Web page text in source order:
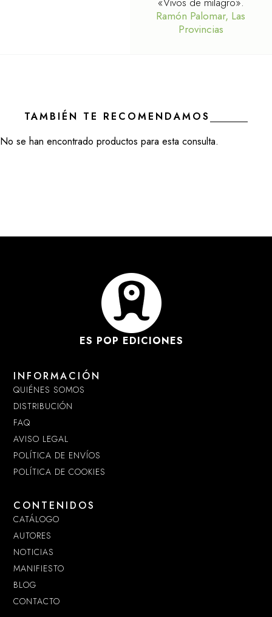
Ramón Palomar, Las
Provincias
TAMBIÉN TE RECOMENDAMOS
No se han encontrado productos para esta consulta.
ES POP EDICIONES
INFORMACIÓN
QUIÉNES SOMOS
DISTRIBUCIÓN
FAQ
AVISO LEGAL
POLÍTICA DE ENVÍOS
POLÍTICA DE COOKIES
CONTENIDOS
CATÁLOGO
AUTORES
NOTICIAS
MANIFIESTO
BLOG
CONTACTO